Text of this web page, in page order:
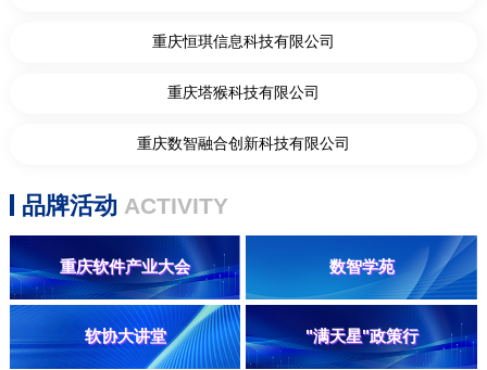
重庆恒琪信息科技有限公司
重庆塔猴科技有限公司
重庆数智融合创新科技有限公司
品牌活动 ACTIVITY
重庆软件产业大会 数智学苑
软协大讲堂 "满天星"政策行